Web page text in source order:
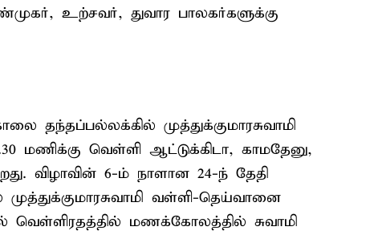
உற்சவர், துவார பாலகர்களுக்கு
தந்தப்பல்லக்கில் முத்துக்குமாரசுவாமி
மணிக்கு வெள்ளி ஆட்டுக்கிடா, காமதேனு,
விழாவின் 6-ம் நாளான 24-ந் தேதி
வள்ளி-தெய்வானை
வெள்ளிரதத்தில் மணக்கோலத்தில் சுவாமி